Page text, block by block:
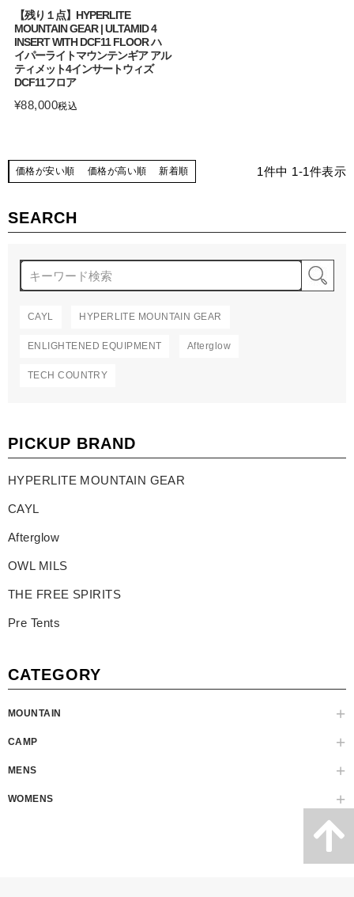
SEARCH
CAYL HYPERLITE MOUNTAIN GEAR
ENLIGHTENED EQUIPMENT Afterglow
TECH COUNTRY
PICKUP BRAND
HYPERLITE MOUNTAIN GEAR
CAYL
Afterglow
OWL MILS
THE FREE SPIRITS
Pre Tents
CATEGORY
MOUNTAIN
CAMP
MENS
WOMENS
【残り１点】HYPERLITE
MOUNTAIN GEAR | ULTAMID 4
INSERT WITH DCF11 FLOOR ハ
イパーライトマウンテンギア アル
ティメット4インサートウィズ
DCF11フロア
¥88,000税込
価格が安い順 価格が高い順 新着順 1件中 1-1件表示